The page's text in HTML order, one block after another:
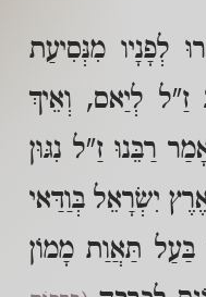
מִנְּסִיעַת
לְיַאס, וְאֵיךְ
רַבֵּנוּ זַ"ל נִגּוּן
יִשְׂרָאֵל בְּוַדַּאי
בַּעַל תַּאֲוַת מָמוֹן